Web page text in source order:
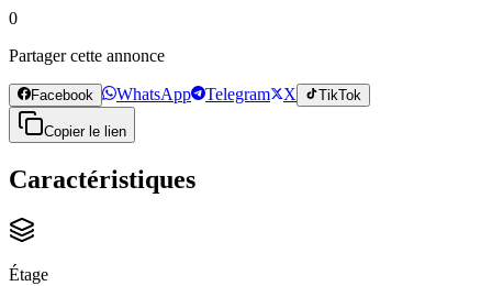
0
Partager cette annonce
Facebook WhatsApp Telegram X TikTok
Copier le lien
Caractéristiques
Étage